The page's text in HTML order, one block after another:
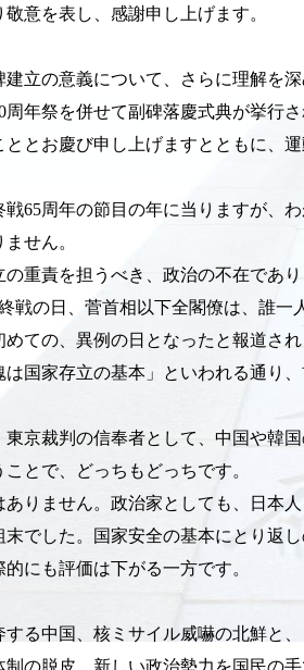
意を表し、感謝申し上げます。
建立の意義について、さらに理解を
周年祭を併せて副碑落慶式典が挙行さ
とお慶び申し上げますとともに、
戦65周年の節目の年に当りますが、
せん。
重責を担うべき、政治の不在であり
戦の日、菅首相以下全閣僚は、誰一
めての、異例の日となったと報道され
は国家存立の基本」といわれる通り
東京裁判の信奉者として、中国や韓
とで、どっちもどっちです。
りません。政治家としても、日本
末でした。国家安全の基本にとり返
にも評価は下がる一方です。
る中国、核ミサイル威嚇の北鮮と、
の脱皮、新しい政治勢力を国民の